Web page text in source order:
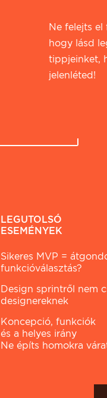
Ne felejts
hogy lásd
tippjeinket,
jelenléted!
LEGUTOLSÓ
ESEMÉNYEK
Sikeres MVP =
funkcióválasztás?
Design sprintről nem
designereknek
Koncepció, funkciók
és a helyes irány
Ne építs homokra